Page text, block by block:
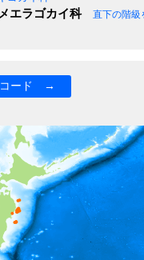
エラゴカイ科 直下の階級
コード →